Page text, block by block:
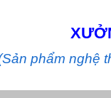
phẩm nghệ